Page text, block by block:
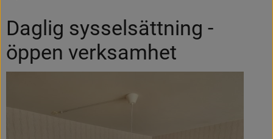
Daglig sysselsättning -
öppen verksamhet